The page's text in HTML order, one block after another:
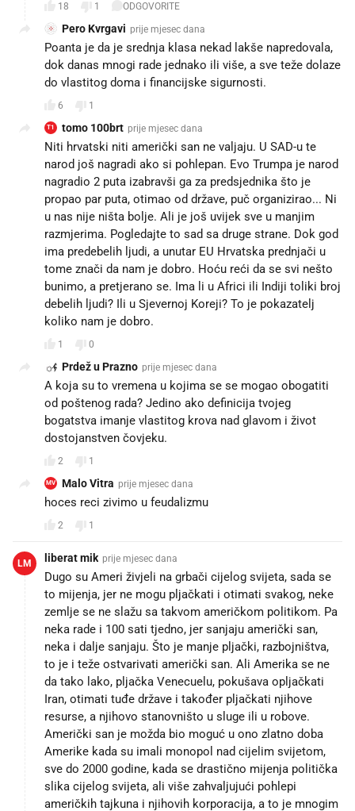
18 1 ODGOVORITE
Pero Kvrgavi prije mjesec dana
Poanta je da je srednja klasa nekad lakše napredovala,
dok danas mnogi rade jednako ili više, a sve teže dolaze
do vlastitog doma i financijske sigurnosti.
6 1
T1 tomo 100brt prije mjesec dana
Niti hrvatski niti američki san ne valjaju. U SAD-u te
narod još nagradi ako si pohlepan. Evo Trumpa je narod
nagradio 2 puta izabravši ga za predsjednika što je
propao par puta, otimao od države, puč organizirao... Ni
u nas nije ništa bolje. Ali je još uvijek sve u manjim
razmjerima. Pogledajte to sad sa druge strane. Dok god
ima predebelih ljudi, a unutar EU Hrvatska prednjači u
tome znači da nam je dobro. Hoću reći da se svi nešto
bunimo, a pretjerano se. Ima li u Africi ili Indiji toliki broj
debelih ljudi? Ili u Sjevernoj Koreji? To je pokazatelj
koliko nam je dobro.
1 0
Prdež u Prazno prije mjesec dana
A koja su to vremena u kojima se se mogao obogatiti
od poštenog rada? Jedino ako definicija tvojeg
bogatstva imanje vlastitog krova nad glavom i život
dostojanstven čovjeku.
2 1
MV Malo Vitra prije mjesec dana
hoces reci zivimo u feudalizmu😉
2 1
LM liberat mik prije mjesec dana
Dugo su Ameri živjeli na grbači cijelog svijeta, sada se
to mijenja, jer ne mogu pljačkati i otimati svakog, neke
zemlje se ne slažu sa takvom američkom politikom. Pa
neka rade i 100 sati tjedno, jer sanjaju američki san,
neka i dalje sanjaju. Što je manje pljački, razbojništva,
to je i teže ostvarivati američki san. Ali Amerika se ne
da tako lako, pljačka Venecuelu, pokušava opljačkati
Iran, otimati tuđe države i također pljačkati njihove
resurse, a njihovo stanovništo u sluge ili u robove.
Američki san je možda bio moguć u ono zlatno doba
Amerike kada su imali monopol nad cijelim svijetom,
sve do 2000 godine, kada se drastično mijenja politička
slika cijelog svijeta, ali više zahvaljujući pohlepi
američkih tajkuna i njihovih korporacija, a to je mnogim